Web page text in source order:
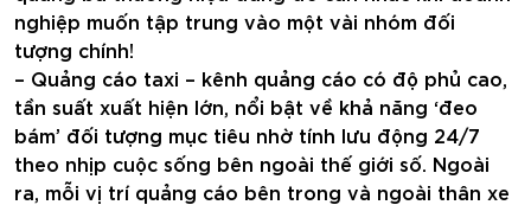
nghiệp muốn tập trung vào một vài nhóm đối
tượng chính!
– Quảng cáo taxi – kênh quảng cáo có độ phủ cao,
tần suất xuất hiện lớn, nổi bật về khả năng ‘đeo
bám’ đối tượng mục tiêu nhờ tính lưu động 24/7
theo nhịp cuộc sống bên ngoài thế giới số. Ngoài
ra, mỗi vị trí quảng cáo bên trong và ngoài thân xe